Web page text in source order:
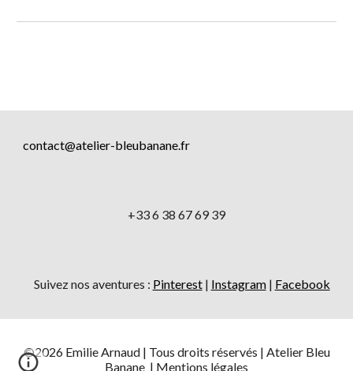
contact@atelier-bleubanane.fr
+33 6 38 67 69 39
Suivez nos aventures : Pinterest| Instagram| Facebook
©2026 Emilie Arnaud | Tous droits réservés | Atelier Bleu
Banane | Mentions légales